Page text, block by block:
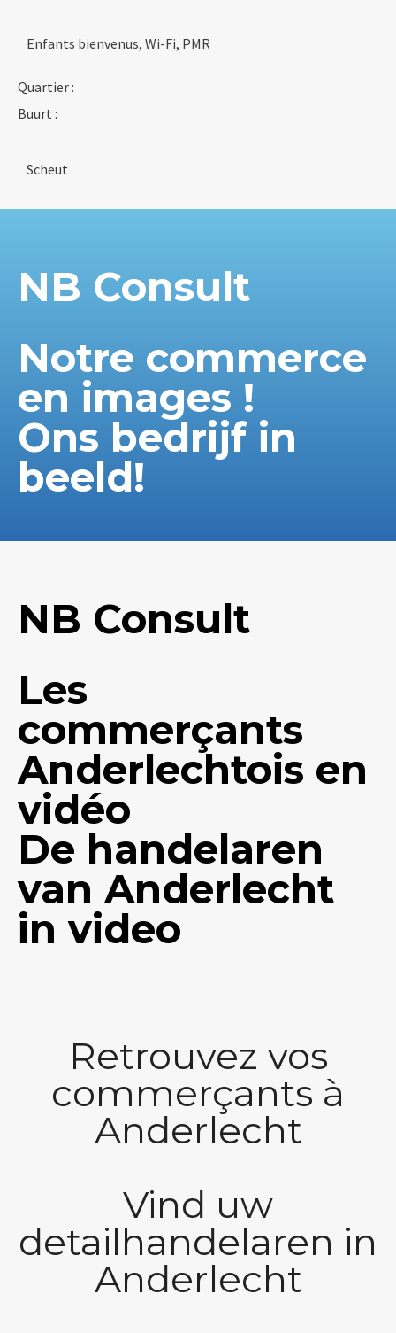
Enfants bienvenus, Wi-Fi, PMR
Quartier :
Buurt :
Scheut
NB Consult
Notre commerce
en images !
Ons bedrijf in
beeld!
NB Consult
Les
commerçants
Anderlechtois en
vidéo
De handelaren
van Anderlecht
in video
Retrouvez vos
commerçants à
Anderlecht
Vind uw
detailhandelaren in
Anderlecht